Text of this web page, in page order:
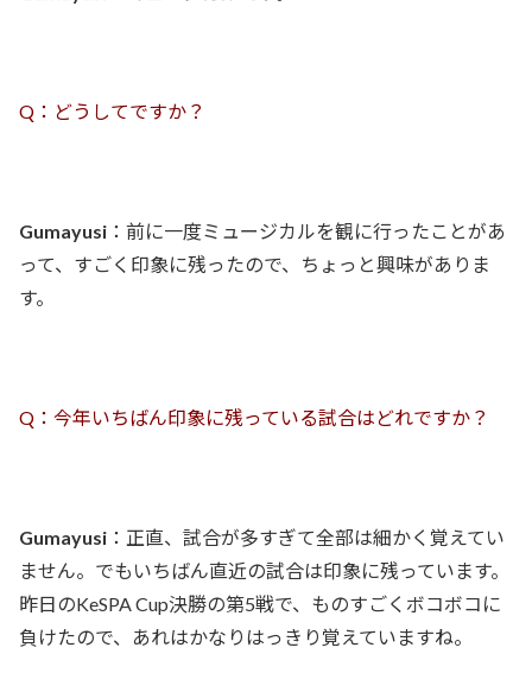
Q：どうしてですか？
Gumayusi ：前に一度ミュージカルを観に行ったことがあ
って、すごく印象に残ったので、ちょっと興味がありま
す。
Q：今年いちばん印象に残っている試合はどれですか？
Gumayusi ：正直、試合が多すぎて全部は細かく覚えてい
ません。でもいちばん直近の試合は印象に残っています。
昨日のKeSPA Cup決勝の第5戦で、ものすごくボコボコに
負けたので、あれはかなりはっきり覚えていますね。